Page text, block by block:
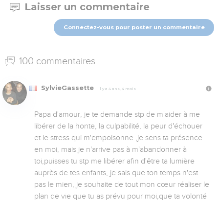
Laisser un commentaire
Connectez-vous pour poster un commentaire
100 commentaires
SylvieGassette Il y a 4 ans, 4 mois
Papa d'amour, je te demande stp de m'aider à me
libérer de la honte, la culpabilité, la peur d'échouer
et le stress qui m'empoisonne ,je sens ta présence
en moi, mais je n'arrive pas à m'abandonner à
toi,puisses tu stp me libérer afin d'être ta lumière
auprès de tes enfants, je sais que ton temps n'est
pas le mien, je souhaite de tout mon cœur réaliser le
plan de vie que tu as prévu pour moi,que ta volonté